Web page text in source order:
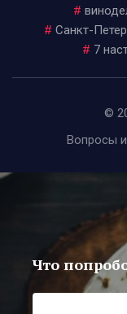
#
# Санкт-
# 7
©
Вопросы
Что